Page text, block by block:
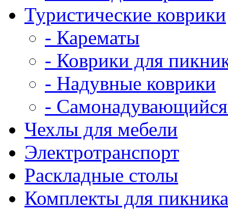
Туристические коврики
- Карематы
- Коврики для
- Надувные коврики
-
Чехлы для мебели
Электротранспорт
Раскладные столы
Комплекты для пикника